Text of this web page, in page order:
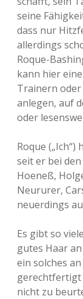
seine
dass nur
allerdings
Roque-
kann hier
Trainern
anlegen, auf
oder
Roque
seit er bei
Hoeneß,
Neururer,
neuerdings
Es gibt so
gutes Haar
ein solches
gerechtfertigt
nicht zu